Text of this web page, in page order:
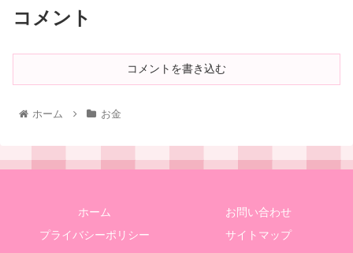
コメント
コメントを書き込む
ホーム お金
ホーム
お問い合わせ
プライバシーポリシー
サイトマップ